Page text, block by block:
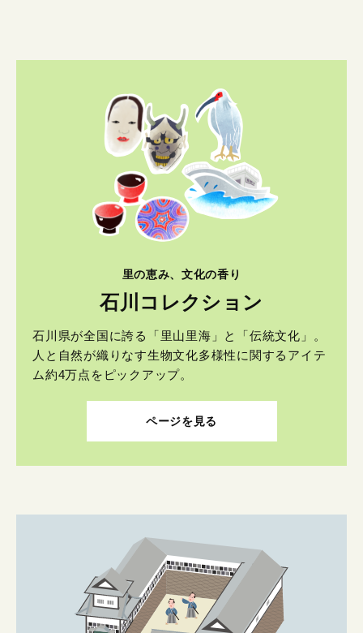
里の恵み、文化の香り
石川コレクション
石川県が全国に誇る「里山里海」と「伝統文化」。
人と自然が織りなす生物文化多様性に関するアイテ
ム約4万点をピックアップ。
ページを見る